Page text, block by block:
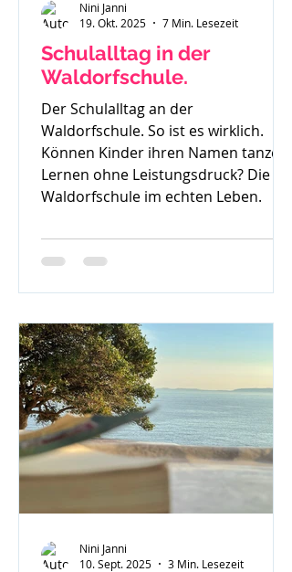
Schulalltag in der
Waldorfschule.
Der Schulalltag an der
Waldorfschule. So ist es wirklich.
Können Kinder ihren Namen tanzen?
Lernen ohne Leistungsdruck? Die
Waldorfschule im echten Leben.
Nini Janni
19. Okt. 2025
7 Min. Lesezeit
Nini Janni
10. Sept. 2025
3 Min. Lesezeit